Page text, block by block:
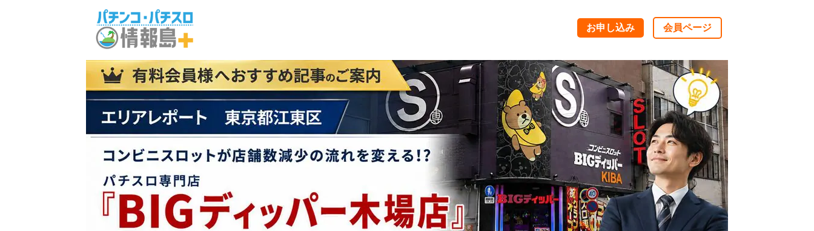
お申し込み 会員ページ